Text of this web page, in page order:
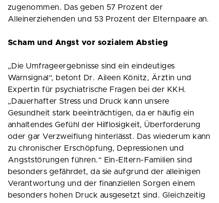
zugenommen. Das geben 57 Prozent der
Alleinerziehenden und 53 Prozent der Elternpaare an.
Scham und Angst vor sozialem Abstieg
„Die Umfrageergebnisse sind ein eindeutiges
Warnsignal“, betont Dr. Aileen Könitz, Ärztin und
Expertin für psychiatrische Fragen bei der KKH.
„Dauerhafter Stress und Druck kann unsere
Gesundheit stark beeinträchtigen, da er häufig ein
anhaltendes Gefühl der Hilflosigkeit, Überforderung
oder gar Verzweiflung hinterlässt. Das wiederum kann
zu chronischer Erschöpfung, Depressionen und
Angststörungen führen.“ Ein-Eltern-Familien sind
besonders gefährdet, da sie aufgrund der alleinigen
Verantwortung und der finanziellen Sorgen einem
besonders hohen Druck ausgesetzt sind. Gleichzeitig